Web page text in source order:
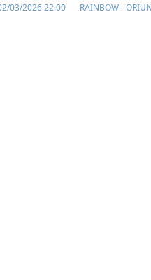
03/2026 22:00 RAINBOW -